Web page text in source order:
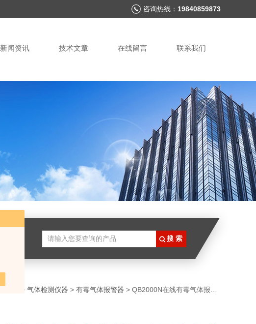
咨询热线： 19840859873
新闻资讯 技术文章 在线留言 联系我们
> 气体检测仪器 > 有毒气体报警器 > QB2000N在线有毒气体报警器氯酸乙酯气体检测仪